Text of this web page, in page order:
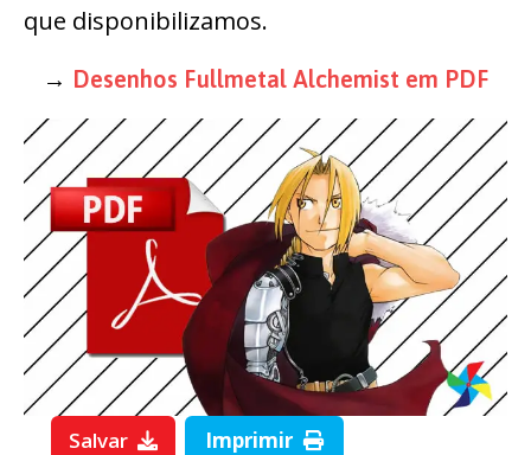
que disponibilizamos.
→ Desenhos Fullmetal Alchemist em PDF
Salvar Imprimir